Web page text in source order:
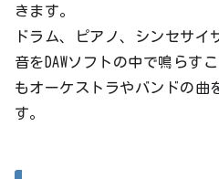
きます。
ドラム、ピアノ、シンセサイ
音をDAWソフトの中で鳴らす
もオーケストラやバンドの曲
す。